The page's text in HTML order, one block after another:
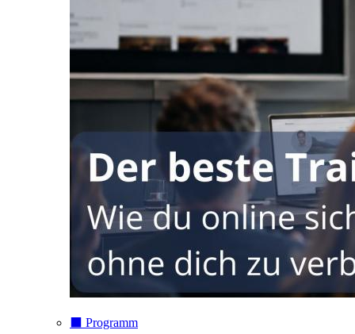
⬛️ Programm